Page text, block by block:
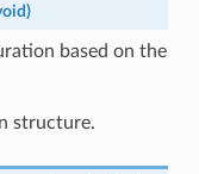
)
based on the
structure.